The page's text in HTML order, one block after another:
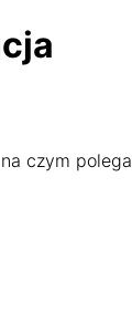
czym polega